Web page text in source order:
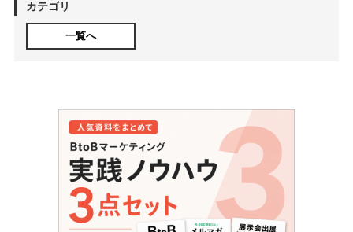
カテゴリ
一覧へ